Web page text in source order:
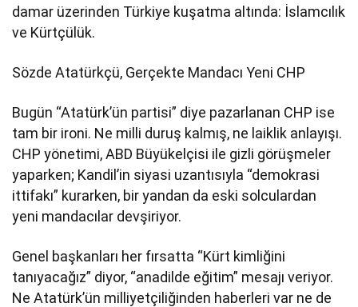
damar üzerinden Türkiye kuşatma altında: İslamcılık
ve Kürtçülük.
Sözde Atatürkçü, Gerçekte Mandacı Yeni CHP
Bugün “Atatürk’ün partisi” diye pazarlanan CHP ise
tam bir ironi. Ne milli duruş kalmış, ne laiklik anlayışı.
CHP yönetimi, ABD Büyükelçisi ile gizli görüşmeler
yaparken; Kandil’in siyasi uzantısıyla “demokrasi
ittifakı” kurarken, bir yandan da eski solculardan
yeni mandacılar devşiriyor.
Genel başkanları her fırsatta “Kürt kimliğini
tanıyacağız” diyor, “anadilde eğitim” mesajı veriyor.
Ne Atatürk’ün milliyetçiliğinden haberleri var ne de